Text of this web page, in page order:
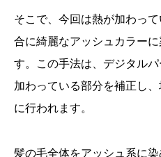
そこで、今回は熱が加わっ
合に綺麗なアッシュカラー
す。この手法は、デジタル
加わっている部分を補正し
に行われます。
髪の毛全体をアッシュ系に